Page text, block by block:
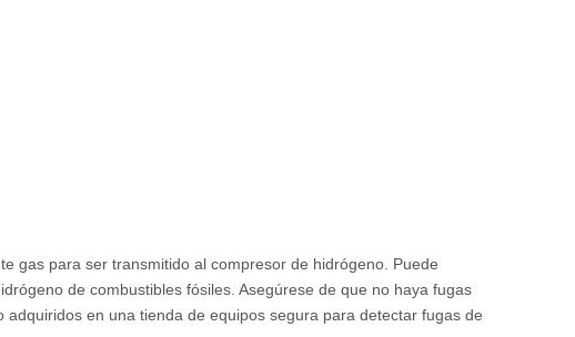
gas para ser transmitido al compresor de hidrógeno. Puede
de combustibles fósiles. Asegúrese de que no haya fugas
en una tienda de equipos segura para detectar fugas de